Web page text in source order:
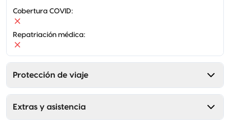
Cobertura COVID:
Repatriación médica:
Protección de viaje
Extras y asistencia